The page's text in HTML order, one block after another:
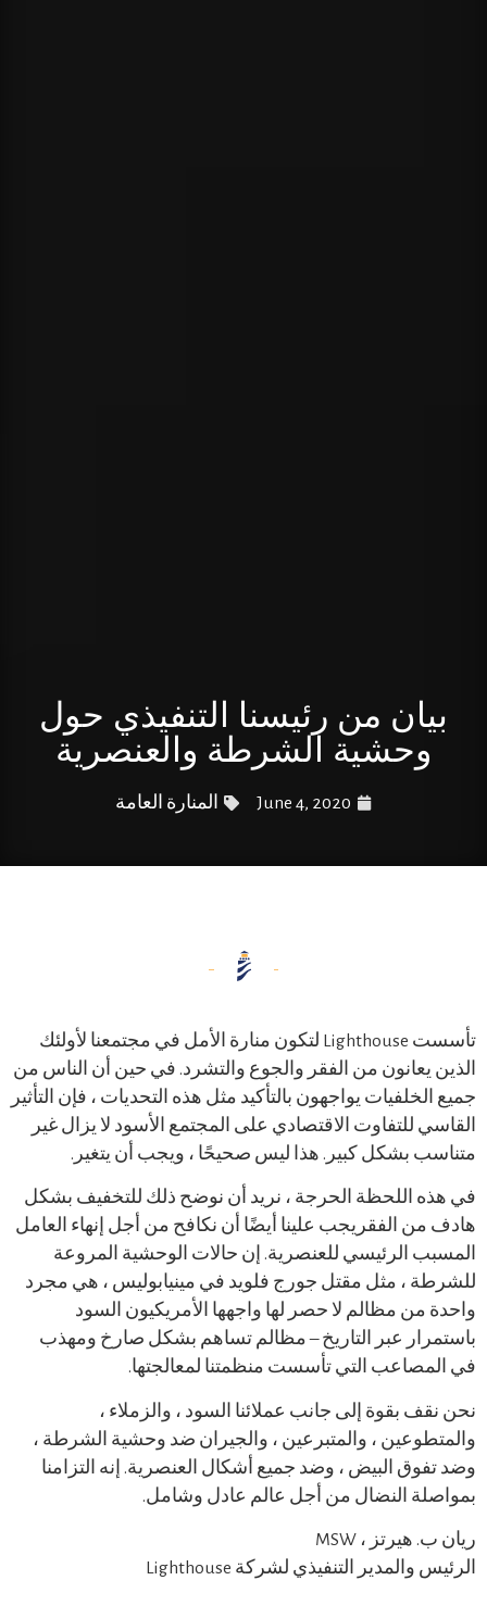
بيان من رئيسنا التنفيذي حول
وحشية الشرطة والعنصرية
June 4, 2020 المنارة العامة
تأسست Lighthouse لتكون منارة الأمل في مجتمعنا لأولئك
الذين يعانون من الفقر والجوع والتشرد. في حين أن الناس من
جميع الخلفيات يواجهون بالتأكيد مثل هذه التحديات ، فإن التأثير
القاسي للتفاوت الاقتصادي على المجتمع الأسود لا يزال غير
متناسب بشكل كبير. هذا ليس صحيحًا ، ويجب أن يتغير.
في هذه اللحظة الحرجة ، نريد أن نوضح ذلك للتخفيف بشكل
هادف من الفقر يجب علينا أيضًا أن نكافح من أجل إنهاء العامل
المسبب الرئيسي للعنصرية. إن حالات الوحشية المروعة
للشرطة ، مثل مقتل جورج فلويد في مينيابوليس ، هي مجرد
واحدة من مظالم لا حصر لها واجهها الأمريكيون السود
باستمرار عبر التاريخ – مظالم تساهم بشكل صارخ ومهذب
في المصاعب التي تأسست منظمتنا لمعالجتها.
نحن نقف بقوة إلى جانب عملائنا السود ، والزملاء ،
والمتطوعين ، والمتبرعين ، والجيران ضد وحشية الشرطة ،
وضد تفوق البيض ، وضد جميع أشكال العنصرية. إنه التزامنا
بمواصلة النضال من أجل عالم عادل وشامل.
ريان ب. هيرتز ، MSW
الرئيس والمدير التنفيذي لشركة Lighthouse